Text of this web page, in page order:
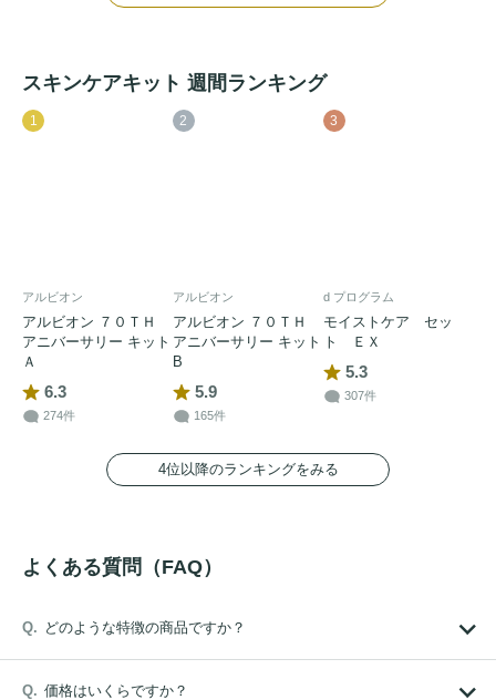
スキンケアキット 週間ランキング
1
アルビオン
アルビオン ７０ＴＨ
アニバーサリー キット
Ａ
6.3
274件
2
アルビオン
アルビオン ７０ＴＨ
アニバーサリー キット
B
5.9
165件
3
d プログラム
モイストケア セッ
ト ＥＸ
5.3
307件
4位以降のランキングをみる
よくある質問（FAQ）
どのような特徴の商品ですか？
価格はいくらですか？